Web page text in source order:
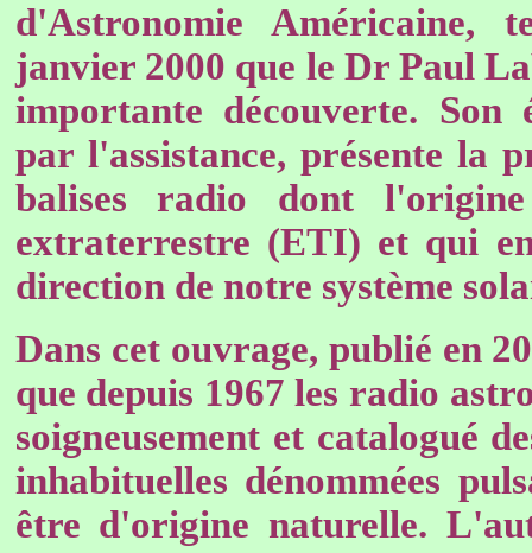
d'Astronomie
janvier 2000 que le Dr Paul
importante découverte.
par l'assistance, présente la
balises radio dont
extraterrestre (ETI) et qui
direction de notre système
Dans cet ouvrage, publié en
que depuis 1967 les radio
soigneusement et catalogué
inhabituelles dénommées
être d'origine naturelle.